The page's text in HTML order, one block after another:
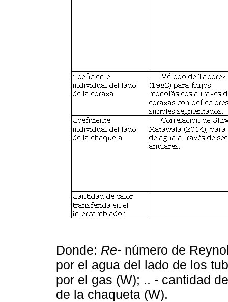
Donde: Re- número de
por el agua del lado de los
por el gas (W); .. - cantidad
de la chaqueta (W).